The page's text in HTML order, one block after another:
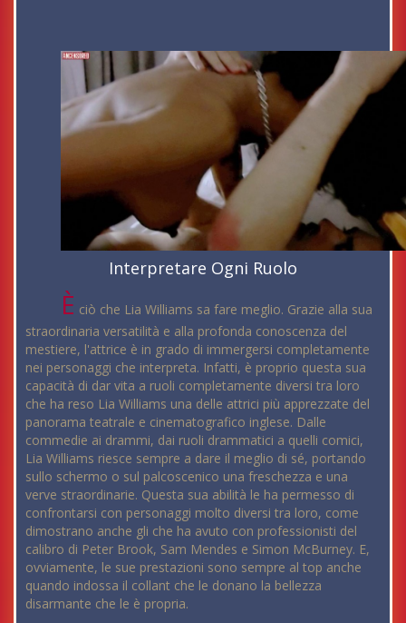
Interpretare Ogni Ruolo
È ciò che Lia Williams sa fare meglio. Grazie alla sua
straordinaria versatilità e alla profonda conoscenza del
mestiere, l'attrice è in grado di immergersi completamente
nei personaggi che interpreta. Infatti, è proprio questa sua
capacità di dar vita a ruoli completamente diversi tra loro
che ha reso Lia Williams una delle attrici più apprezzate del
panorama teatrale e cinematografico inglese. Dalle
commedie ai drammi, dai ruoli drammatici a quelli comici,
Lia Williams riesce sempre a dare il meglio di sé, portando
sullo schermo o sul palcoscenico una freschezza e una
verve straordinarie. Questa sua abilità le ha permesso di
confrontarsi con personaggi molto diversi tra loro, come
dimostrano anche gli che ha avuto con professionisti del
calibro di Peter Brook, Sam Mendes e Simon McBurney. E,
ovviamente, le sue prestazioni sono sempre al top anche
quando indossa il collant che le donano la bellezza
disarmante che le è propria.